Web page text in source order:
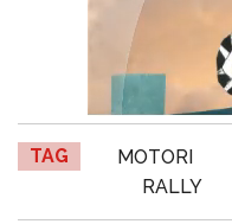
TAG MOTORI
RALLY